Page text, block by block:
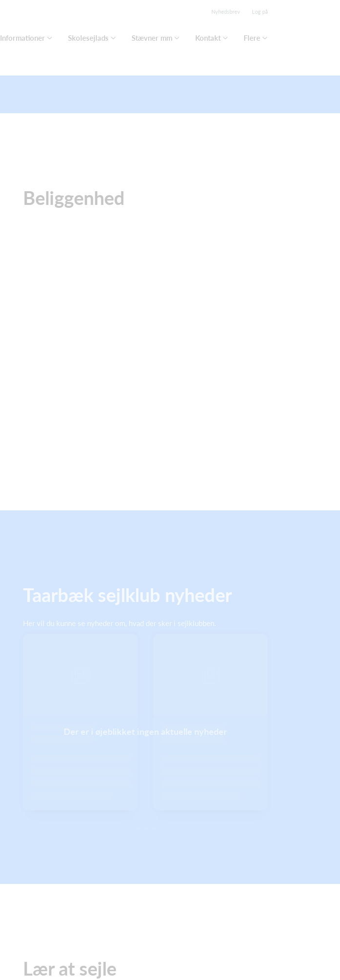
Nyhedsbrev Log på
Informationer Skolesejlads Stævner mm Kontakt Flere
Beliggenhed
Taarbæk sejlklub nyheder
Her vil du kunne se nyheder om, hvad der sker i sejlklubben.
Der er i øjeblikket ingen aktuelle nyheder
Lær at sejle